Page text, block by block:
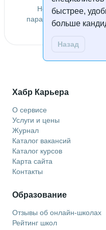
быстрее,
больше
Назад
Не удалось найти
параметрам.
Хабр Карьера
О сервисе
Услуги и цены
Журнал
Каталог вакансий
Каталог курсов
Карта сайта
Контакты
Образование
Отзывы об онлайн-школах
Рейтинг школ